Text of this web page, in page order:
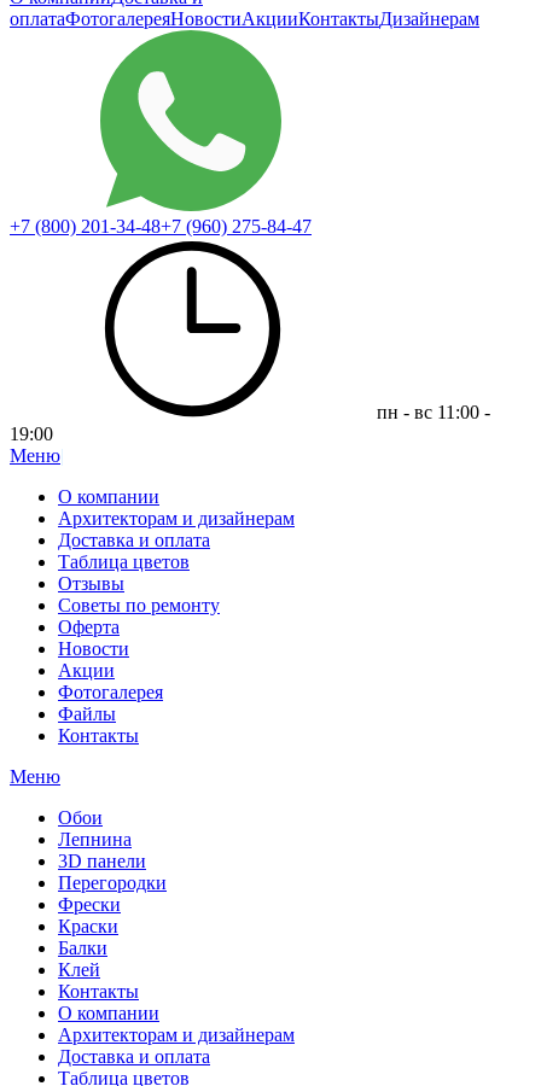
оплатаФотогалереяНовостиАкцииКонтактыДизайнерам
+7 (800) 201-34-48+7 (960) 275-84-47
пн - вс 11:00 -
19:00
Меню|
О компании
Архитекторам и дизайнерам
Доставка и оплата
Таблица цветов
Отзывы
Советы по ремонту
Оферта
Новости
Акции
Фотогалерея
Файлы
Контакты
Меню
Обои
Лепнина
3D панели
Перегородки
Фрески
Краски
Балки
Клей
Контакты
О компании
Архитекторам и дизайнерам
Доставка и оплата
Таблица цветов